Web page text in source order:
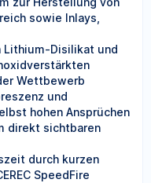
sowie Inlays,
Lithium-Disilikat und
Wettbewerb
und
hohen Ansprüchen
direkt sichtbaren
durch kurzen
SpeedFire